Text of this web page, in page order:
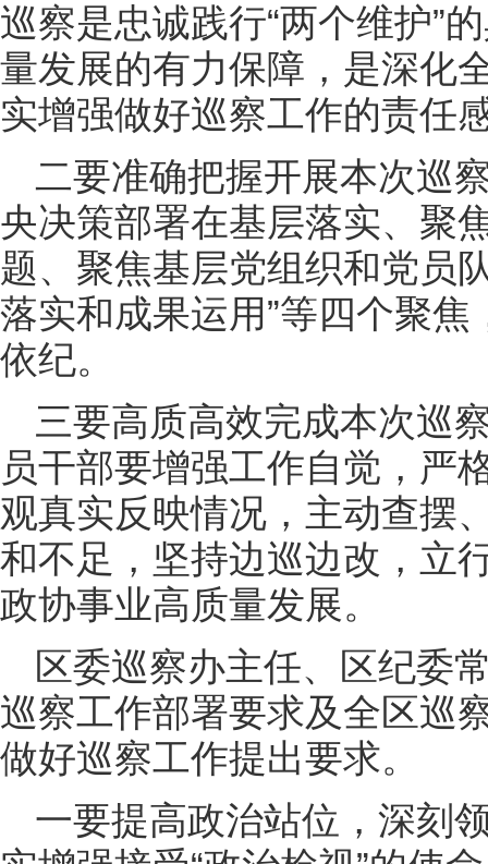
巡察是忠诚践行“两个维护”
量发展的有力保障，是深化
实增强做好巡察工作的责任
二要准确把握开展本次巡
央决策部署在基层落实、聚
题、聚焦基层党组织和党员
落实和成果运用”等四个聚
依纪。
三要高质高效完成本次巡
员干部要增强工作自觉，严
观真实反映情况，主动查摆
和不足，坚持边巡边改，立
政协事业高质量发展。
区委巡察办主任、区纪委
巡察工作部署要求及全区巡
做好巡察工作提出要求。
一要提高政治站位，深刻